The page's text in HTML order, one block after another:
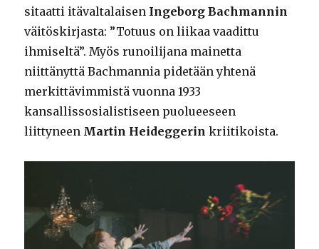
sitaatti itävaltalaisen Ingeborg Bachmannin
väitöskirjasta: ”Totuus on liikaa vaadittu
ihmiseltä”. Myös runoilijana mainetta
niittänyttä Bachmannia pidetään yhtenä
merkittävimmistä vuonna 1933
kansallissosialistiseen puolueeseen
liittyneen Martin Heideggerin kriitikoista.